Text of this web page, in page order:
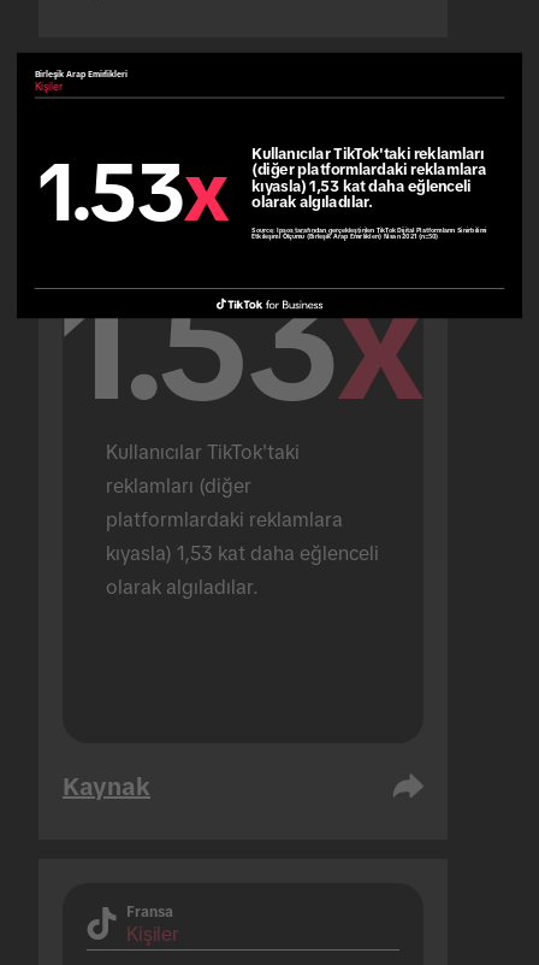
1.53x
Kullanıcılar TikTok'taki
reklamları (diğer
platformlardaki reklamlara
kıyasla) 1,53 kat daha eğlenceli
olarak algıladılar.
Kaynak
Fransa
Kişiler
Birleşik Arap Emirlikleri
Kişiler
1.53x Kullanıcılar TikTok'taki reklamları
(diğer platformlardaki reklamlara
kıyasla) 1,53 kat daha eğlenceli
olarak algıladılar.
Source: Ipsos tarafından gerçekleştirilen TikTok Dijital Platformların Sinirbilimi
Etkileşimi Ölçümü (Birleşik Arap Emirlikleri) Nisan 2021 (n=50)